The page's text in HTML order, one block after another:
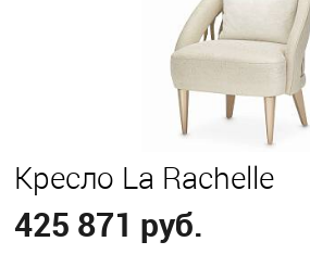
Кресло La Rachelle
425 871 руб.